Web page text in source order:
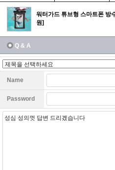
워터가드 튜브형 스마트폰 방
원]
Q & A
Name
Password